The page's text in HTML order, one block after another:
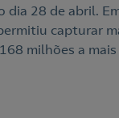
dia 28 de abril.
capturar
milhões a